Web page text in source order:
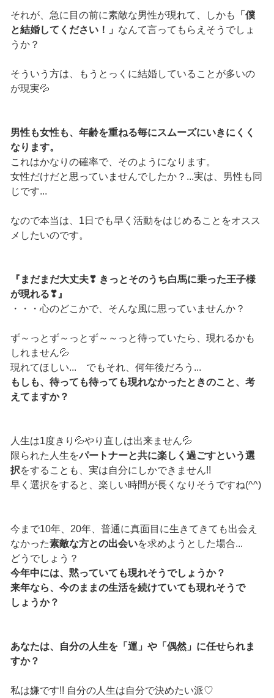
それが、急に目の前に素敵な男性が現れて、しかも
「僕
と結婚してください！」 なんて言ってもらえそうでしょ
うか？
そういう方は、もうとっくに結婚していることが多いの
が現実💦
男性も女性も、年齢を重ねる毎にスムーズにいきにくく
なります。
これはかなりの確率で、そのようになります。
女性だけだと思っていませんでしたか？...実は、男性も同
じです...
なので本当は、1日でも早く活動をはじめることをオスス
メしたいのです。
『まだまだ大丈夫❣ きっとそのうち白馬に乗った王子様
が現れる❣』
・・・心のどこかで、そんな風に思っていませんか？
ず～っとず～っとず～～っと待っていたら、現れるかも
しれません💦
現れてほしい... でもそれ、何年後だろう...
もしも、待っても待っても現れなかったときのこと、考
えてますか？
人生は1度きり💦やり直しは出来ません💦
限られた人生をパートナーと共に楽しく過ごすという選
択をすることも、実は自分にしかできません!!
早く選択をすると、楽しい時間が長くなりそうですね(^^)
今まで10年、20年、普通に真面目に生きてきても出会え
なかった素敵な方との出会いを求めようとした場合...
どうでしょう？
今年中には、黙っていても現れそうでしょうか？
来年なら、今のままの生活を続けていても現れそうで
しょうか？
あなたは、自分の人生を「運」や「偶然」に任せられま
すか？
私は嫌です!! 自分の人生は自分で決めたい派♡